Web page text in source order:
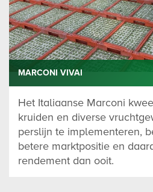
MARCONI VIVAI
Het Italiaanse Marconi
kruiden en diverse
perslijn te implementeren,
betere marktpositie en
rendement dan ooit.